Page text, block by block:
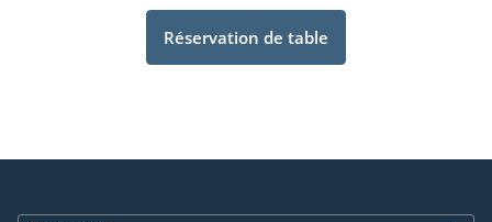
Réservation de table